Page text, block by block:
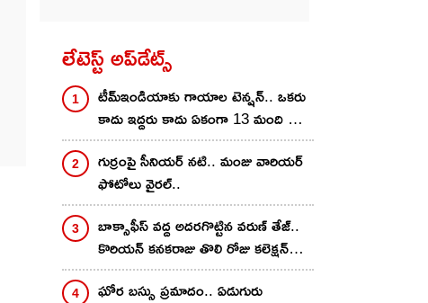
లేటెస్ట్ అప్‌డేట్స్
టీమ్ఇండియాకు గాయాల టెన్ష‌న్‌.. ఒక‌రు
కాదు ఇద్ద‌రు కాదు ఏకంగా 13 మంది స్టార్
ప్లేయ‌ర్ల‌కు..
గుర్రంపై సీనియ‌ర్ న‌టి.. మంజు వారియ‌ర్
ఫోటోలు వైర‌ల్..
బాక్సాఫీస్ వ‌ద్ద అద‌ర‌గొట్టిన వ‌రుణ్ తేజ్‌..
కొరియ‌న్ క‌న‌కరాజు తొలి రోజు క‌లెక్ష‌న్
ఎంతంటే?
ఘోర బస్సు ప్రమాదం.. ఏడుగురు